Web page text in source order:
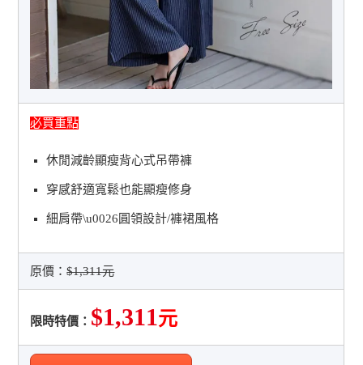
必買重點
休閒減齡顯瘦背心式吊帶褲
穿感舒適寬鬆也能顯瘦修身
細肩帶\u0026圓領設計/褲裙風格
原價：$1,311元
限時特價： $1,311元